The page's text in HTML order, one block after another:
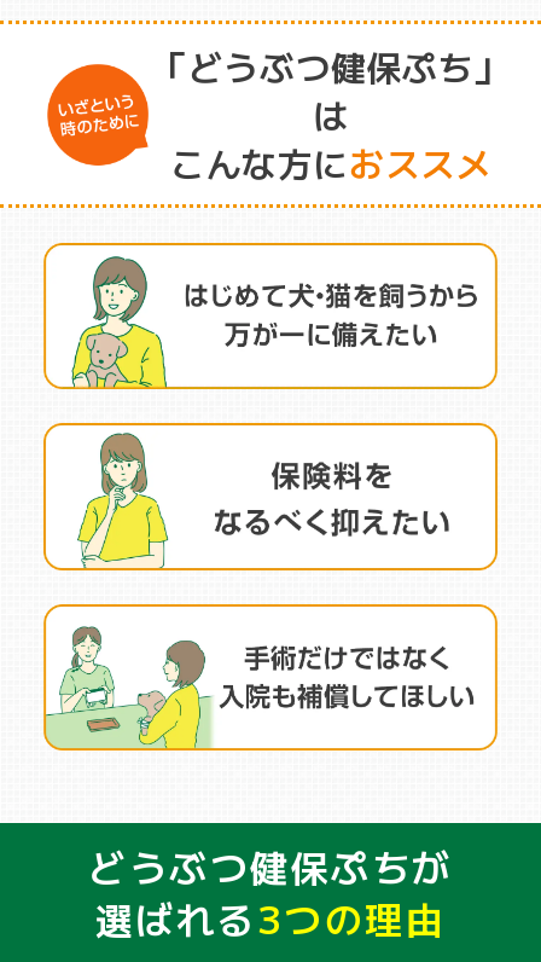
「どうぶつ健保ぷち」
は
こんな方におススメ
どうぶつ健保ぷちが
選ばれる3つの理由